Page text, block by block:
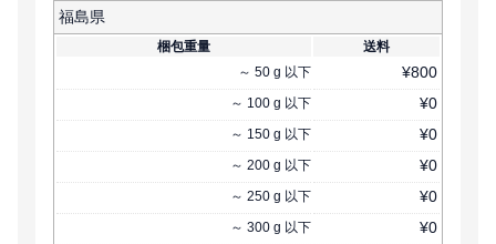
福島県
梱包重量
送料
～ 50 g 以下 ¥800
～ 100 g 以下 ¥0
～ 150 g 以下 ¥0
～ 200 g 以下 ¥0
～ 250 g 以下 ¥0
～ 300 g 以下 ¥0